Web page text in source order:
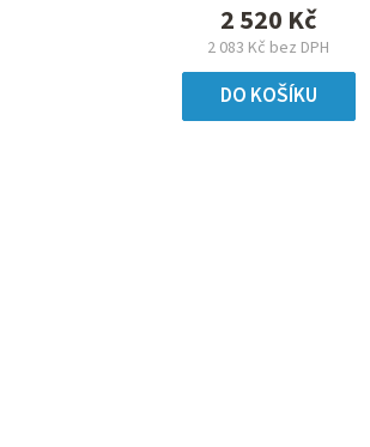
2 083 Kč bez DPH
2 520 Kč
DO KOŠÍKU